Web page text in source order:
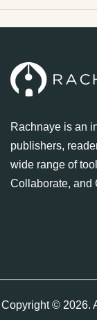
Rachnaye is an
publishers,
wide range of
Collaborate, and
Copyright © 2026.